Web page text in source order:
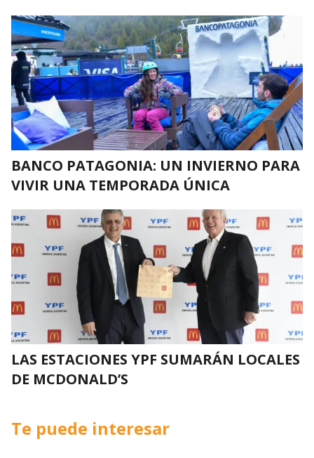
BANCO PATAGONIA: UN INVIERNO PARA
VIVIR UNA TEMPORADA ÚNICA
LAS ESTACIONES YPF SUMARÁN LOCALES
DE MCDONALD’S
Te puede interesar